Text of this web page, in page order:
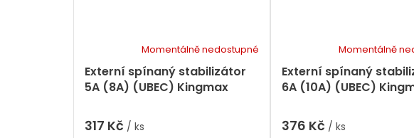
Externí spínaný stabilizátor
5A (8A) (UBEC) Kingmax
Momentálně nedostupné
317 Kč / ks
Externí spínaný
6A (10A) (UBEC)
Momentálně
376 Kč / ks